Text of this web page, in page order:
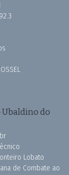
Ubaldino do
Lobato
de Combate ao